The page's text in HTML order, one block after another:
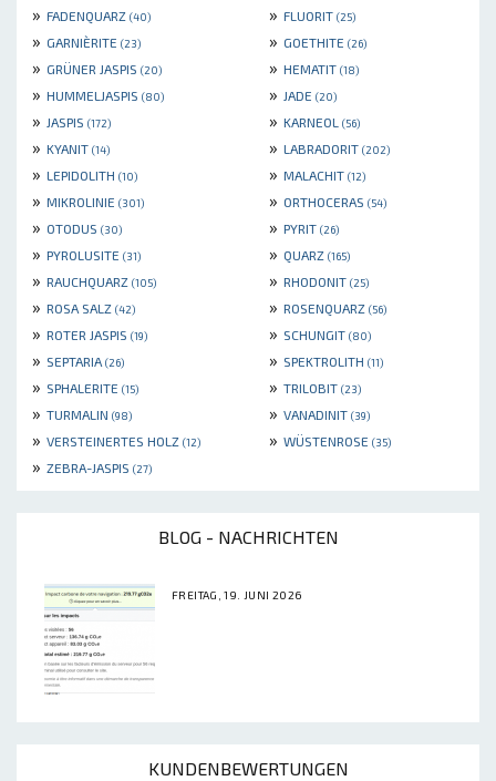
» FADENQUARZ (40) » FLUORIT (25)
» GARNIÈRITE (23) » GOETHITE (26)
» GRÜNER JASPIS (20) » HEMATIT (18)
» HUMMELJASPIS (80) » JADE (20)
» JASPIS (172) » KARNEOL (56)
» KYANIT (14) » LABRADORIT (202)
» LEPIDOLITH (10) » MALACHIT (12)
» MIKROLINIE (301) » ORTHOCERAS (54)
» OTODUS (30) » PYRIT (26)
» PYROLUSITE (31) » QUARZ (165)
» RAUCHQUARZ (105) » RHODONIT (25)
» ROSA SALZ (42) » ROSENQUARZ (56)
» ROTER JASPIS (19) » SCHUNGIT (80)
» SEPTARIA (26) » SPEKTROLITH (11)
» SPHALERITE (15) » TRILOBIT (23)
» TURMALIN (98) » VANADINIT (39)
» VERSTEINERTES HOLZ (12) » WÜSTENROSE (35)
» ZEBRA-JASPIS (27)
BLOG - NACHRICHTEN
FREITAG, 19. JUNI 2026
KUNDENBEWERTUNGEN